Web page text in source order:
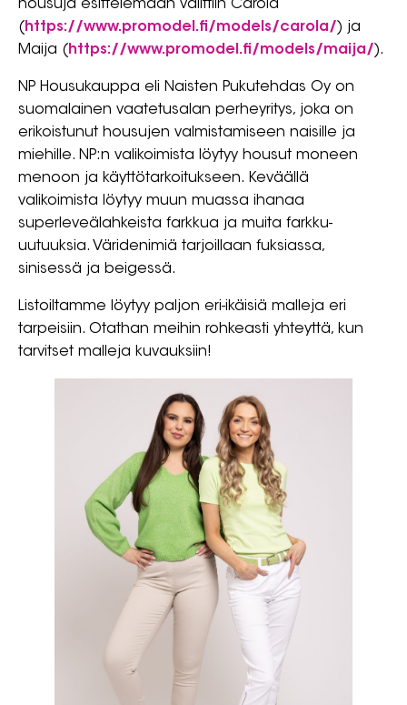
housuja esittelemään valittiin Carola
( https://www.promodel.fi/models/carola/) ja
Maija ( https://www.promodel.fi/models/maija/).
NP Housukauppa eli Naisten Pukutehdas Oy on
suomalainen vaatetusalan perheyritys, joka on
erikoistunut housujen valmistamiseen naisille ja
miehille. NP:n valikoimista löytyy housut moneen
menoon ja käyttötarkoitukseen. Keväällä
valikoimista löytyy muun muassa ihanaa
superleveälahkeista farkkua ja muita farkku-
uutuuksia. Väridenimiä tarjoillaan fuksiassa,
sinisessä ja beigessä.
Listoiltamme löytyy paljon eri-ikäisiä malleja eri
tarpeisiin. Otathan meihin rohkeasti yhteyttä, kun
tarvitset malleja kuvauksiin!